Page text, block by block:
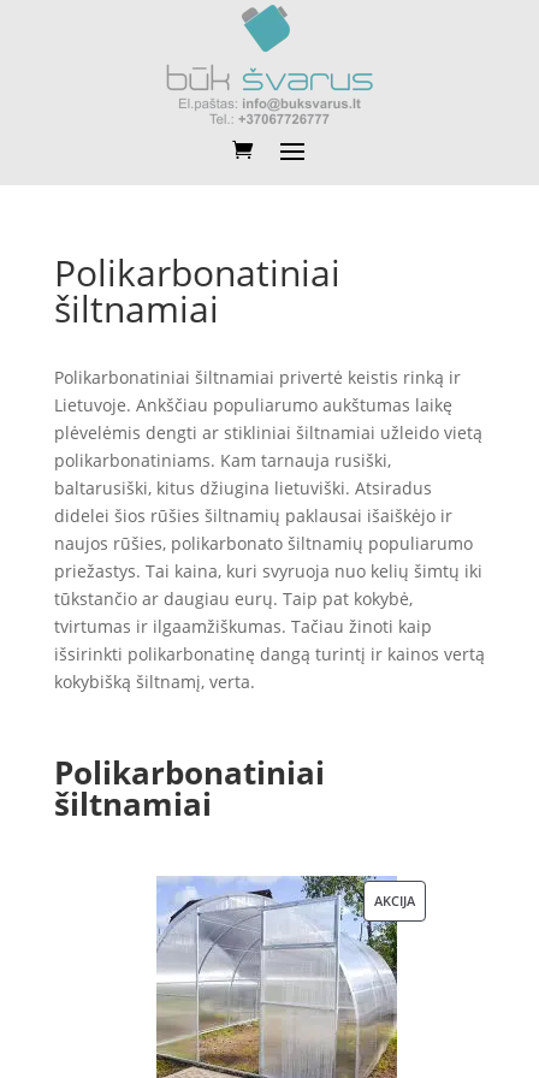
Polikarbonatiniai
šiltnamiai
Polikarbonatiniai šiltnamiai privertė keistis rinką ir
Lietuvoje. Ankščiau populiarumo aukštumas laikę
plėvelėmis dengti ar stikliniai šiltnamiai užleido vietą
polikarbonatiniams. Kam tarnauja rusiški,
baltarusiški, kitus džiugina lietuviški. Atsiradus
didelei šios rūšies šiltnamių paklausai išaiškėjo ir
naujos rūšies, polikarbonato šiltnamių populiarumo
priežastys. Tai kaina, kuri svyruoja nuo kelių šimtų iki
tūkstančio ar daugiau eurų. Taip pat kokybė,
tvirtumas ir ilgaamžiškumas. Tačiau žinoti kaip
išsirinkti polikarbonatinę dangą turintį ir kainos vertą
kokybišką šiltnamį, verta.
Polikarbonatiniai
šiltnamiai
AKCIJAPRODUKTAS